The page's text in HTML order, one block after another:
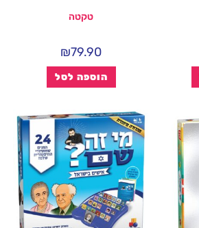
טקטה
₪79.90
הוספה לסל